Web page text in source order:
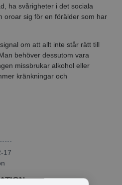
ha svårigheter i det sociala
oroar sig för en förälder som har
om att allt inte står rätt till
behöver dessutom vara
missbrukar alkohol eller
kränkningar och
17